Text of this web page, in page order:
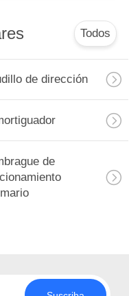
Todos
de dirección
de